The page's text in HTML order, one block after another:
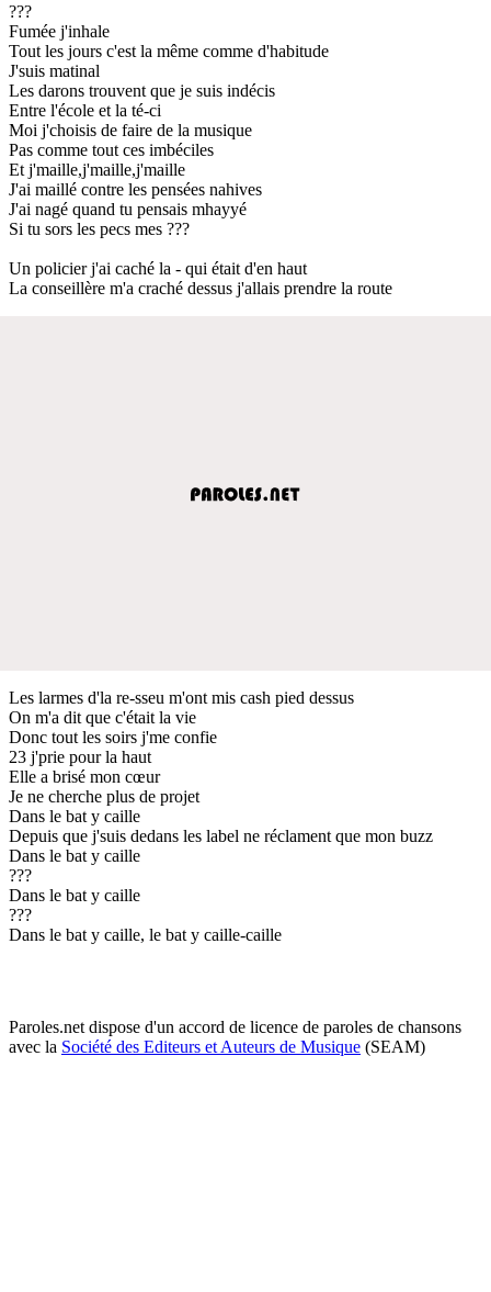
???
Fumée j'inhale
Tout les jours c'est la même comme d'habitude
J'suis matinal
Les darons trouvent que je suis indécis
Entre l'école et la té-ci
Moi j'choisis de faire de la musique
Pas comme tout ces imbéciles
Et j'maille,j'maille,j'maille
J'ai maillé contre les pensées nahives
J'ai nagé quand tu pensais mhayyé
Si tu sors les pecs mes ???
Un policier j'ai caché la - qui était d'en haut
La conseillère m'a craché dessus j'allais prendre la route
Les larmes d'la re-sseu m'ont mis cash pied dessus
On m'a dit que c'était la vie
Donc tout les soirs j'me confie
23 j'prie pour la haut
Elle a brisé mon cœur
Je ne cherche plus de projet
Dans le bat y caille
Depuis que j'suis dedans les label ne réclament que mon buzz
Dans le bat y caille
???
Dans le bat y caille
???
Dans le bat y caille, le bat y caille-caille
Paroles.net dispose d'un accord de licence de paroles de chansons
avec la Société des Editeurs et Auteurs de Musique (SEAM)